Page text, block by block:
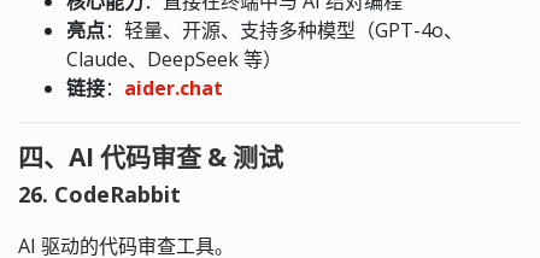
亮点：轻量、开源、支持多种模型（GPT-4o、
Claude、DeepSeek 等）
链接： aider.chat
四、AI 代码审查 & 测试
26. CodeRabbit
AI 驱动的代码审查工具。